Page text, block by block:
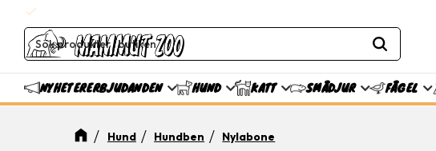
check
NYHETERERBJUDANDEN HUND KATT SMÅDJUR FÅGEL
Hund Hundben Nylabone